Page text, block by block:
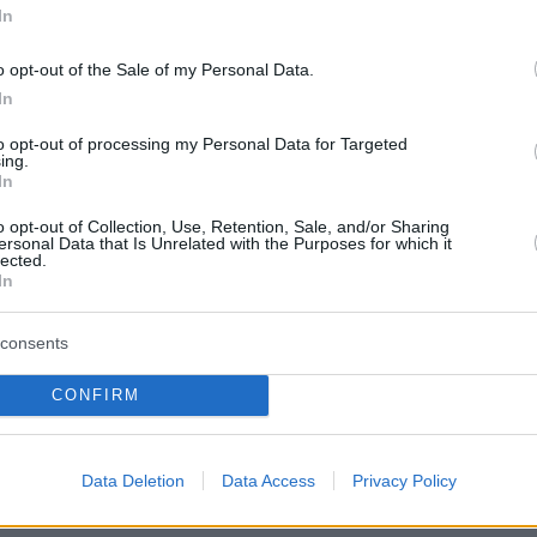
opt-out of the Sale of my Personal Data.
opt-out of processing my Personal Data for Targeted
opt-out of Collection, Use, Retention, Sale, and/or Sharing
Data that Is Unrelated with the Purposes for which it
CONFIRM
Data Deletion Data Access Privacy Policy
της Χώρας, τα οποία δίπλωσαν και
ενώ το Principote στον Πάνορμο και
στη Φτελιά είχαν Easter Menu.
μοναδικά sea side restaurants που άνοιξαν
ενώ από χθες μπήκε στον χορό και το
το τριήμερο της Πρωτομαγιάς.
φέρει πάλι χιλιάδες Έλληνες στο
της Μυκόνου, η οποία εξακολουθεί να τους
το γεγονός ότι είναι πολύ ακριβή.
και πρόωρα γλέντια